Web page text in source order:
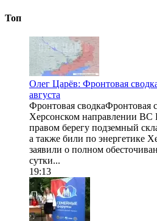
Топ
Олег Царёв: Фронтовая
августа
Фронтовая сводкаФронтовая
Херсонском направлении
правом берегу подземный
а также били по энергетике
заявили о полном
сутки...
19:13